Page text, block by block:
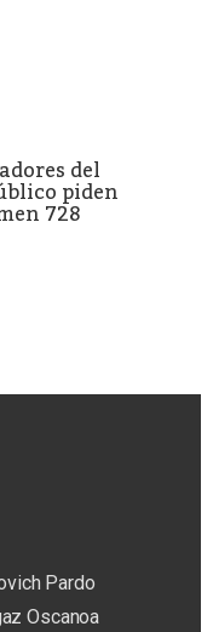
del
piden
728
Pardo
Oscanoa